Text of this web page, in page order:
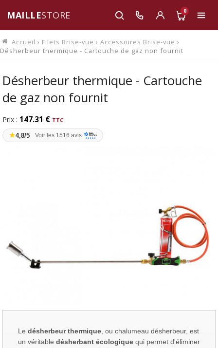
MAILLESTORE 0
Accueil › Filets Brise-vue ›Accessoires Brise-vue ›
Désherbeur thermique - Cartouche de gaz non fournit
Désherbeur thermique - Cartouche
de gaz non fournit
Prix : 147.31 €
★4,8/5 Voir les 1516 avis
Le désherbeur thermique , ou chalumeau désherbeur, est
un véritable désherbant écologique qui permet d'éliminer